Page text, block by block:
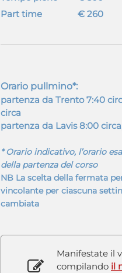
Part time
€ 260
Orario pullmino*:
partenza da Trento 7:40
circa
partenza da Lavis 8:00
* Orario indicativo, l’orario
della partenza del corso
NB La scelta della fermata
vincolante per ciascuna
cambiata
Manifestate il
compilando il